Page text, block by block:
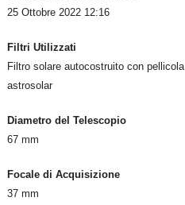
25 Ottobre 2022 12:16
Filtri Utilizzati
Filtro solare autocostruito con pellicola
astrosolar
Diametro del Telescopio
67 mm
Focale di Acquisizione
37 mm